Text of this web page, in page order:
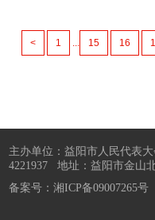
< 1 15 16
主办单位：益阳市人民代表
4221937 地址：益阳市金山
备案号：湘ICP备09007265